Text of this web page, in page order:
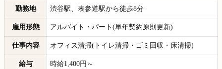
勤務地 渋谷駅、表参道駅から徒歩8分
雇用形態 アルバイト・パート(単年契約原則更新)
仕事内容 オフィス清掃(トイレ清掃・ゴミ回収・床清掃)
給与 時給1,400円～